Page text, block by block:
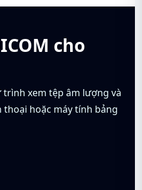
cho
xem tệp âm lượng và
thoại hoặc máy tính bảng